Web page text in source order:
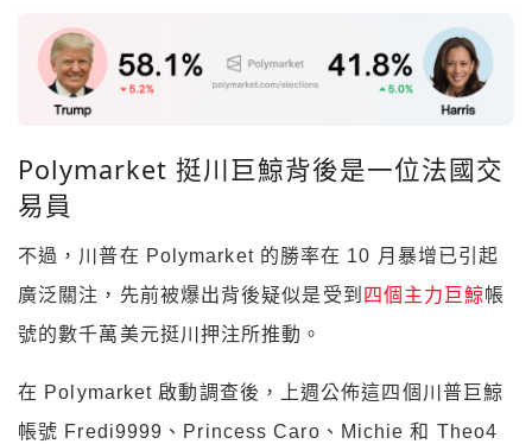
Polymarket 挺川巨鯨背後是一位法國交
易員
不過，川普在 Polymarket 的勝率在 10 月暴增已引起
廣泛關注，先前被爆出背後疑似是受到 四個主力巨鯨帳
號的數千萬美元挺川押注所推動。
在 Polymarket 啟動調查後，上週公佈這四個川普巨鯨
帳號 Fredi9999、Princess Caro、Michie 和 Theo4